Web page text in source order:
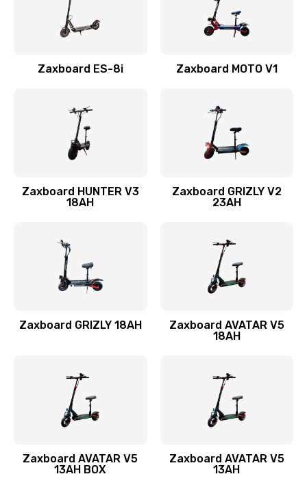
Zaxboard ES-8i Zaxboard MOTO V1
Zaxboard HUNTER V3
18AH
Zaxboard GRIZLY V2
23AH
Zaxboard GRIZLY 18AH
Zaxboard AVATAR V5
18AH
Zaxboard AVATAR V5
13AH BOX
Zaxboard AVATAR V5
13AH